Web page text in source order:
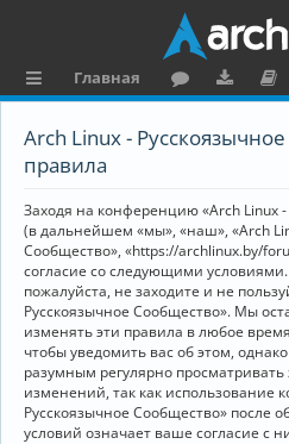
ы
к
и
Главная
ру
ру
и
ку
е
н
та
ц
и
я
Arch Linux -
правила
Заходя на конференцию «Arch Linux
(в дальнейшем «мы», «наш», «Arch
Сообщество», «https://archlinux.by/
согласие со следующими
пожалуйста, не заходите и не
Русскоязычное Сообщество». Мы
изменять эти правила в любое
чтобы уведомить вас об этом,
разумным регулярно просматривать
изменений, так как использование
Русскоязычное Сообщество» после
условий означает ваше согласие с